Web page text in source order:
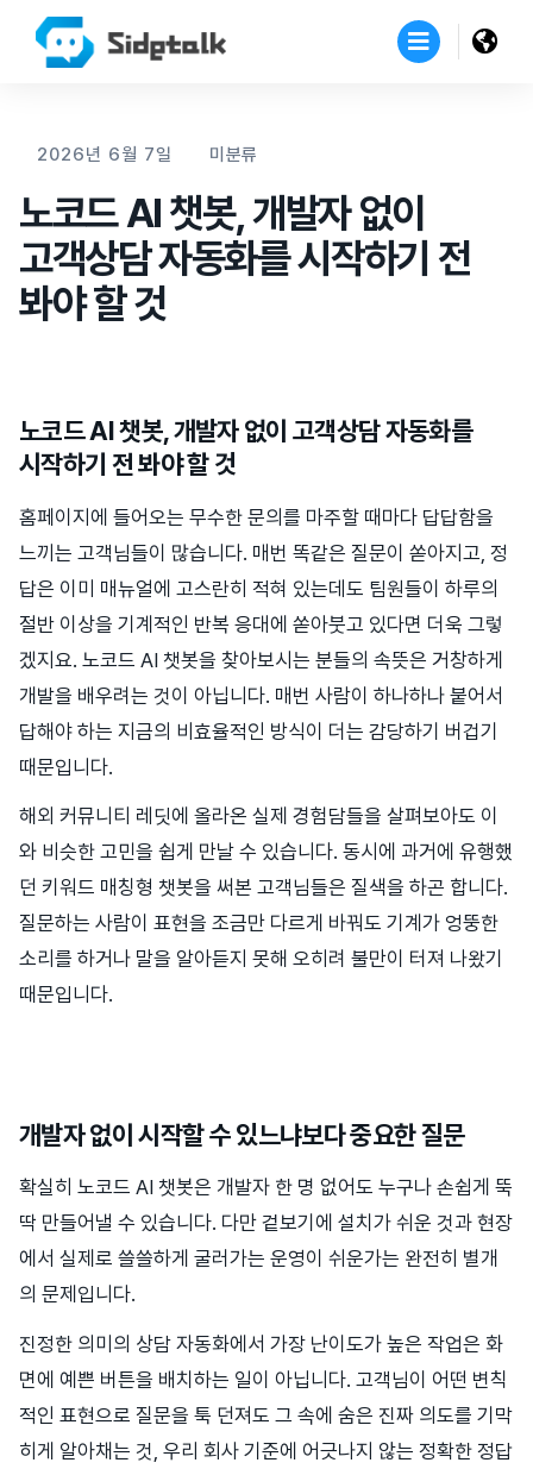
2026년 6월 7일 미분류
노코드 AI 챗봇, 개발자 없이
고객상담 자동화를 시작하기 전
봐야 할 것
노코드 AI 챗봇, 개발자 없이 고객상담 자동화를
시작하기 전 봐야 할 것
홈페이지에 들어오는 무수한 문의를 마주할 때마다 답답함을
느끼는 고객님들이 많습니다. 매번 똑같은 질문이 쏟아지고, 정
답은 이미 매뉴얼에 고스란히 적혀 있는데도 팀원들이 하루의
절반 이상을 기계적인 반복 응대에 쏟아붓고 있다면 더욱 그렇
겠지요. 노코드 AI 챗봇을 찾아보시는 분들의 속뜻은 거창하게
개발을 배우려는 것이 아닙니다. 매번 사람이 하나하나 붙어서
답해야 하는 지금의 비효율적인 방식이 더는 감당하기 버겁기
때문입니다.
해외 커뮤니티 레딧에 올라온 실제 경험담들을 살펴보아도 이
와 비슷한 고민을 쉽게 만날 수 있습니다. 동시에 과거에 유행했
던 키워드 매칭형 챗봇을 써본 고객님들은 질색을 하곤 합니다.
질문하는 사람이 표현을 조금만 다르게 바꿔도 기계가 엉뚱한
소리를 하거나 말을 알아듣지 못해 오히려 불만이 터져 나왔기
때문입니다.
개발자 없이 시작할 수 있느냐보다 중요한 질문
확실히 노코드 AI 챗봇은 개발자 한 명 없어도 누구나 손쉽게 뚝
딱 만들어낼 수 있습니다. 다만 겉보기에 설치가 쉬운 것과 현장
에서 실제로 쓸쓸하게 굴러가는 운영이 쉬운가는 완전히 별개
의 문제입니다.
진정한 의미의 상담 자동화에서 가장 난이도가 높은 작업은 화
면에 예쁜 버튼을 배치하는 일이 아닙니다. 고객님이 어떤 변칙
적인 표현으로 질문을 툭 던져도 그 속에 숨은 진짜 의도를 기막
히게 알아채는 것, 우리 회사 기준에 어긋나지 않는 정확한 정답